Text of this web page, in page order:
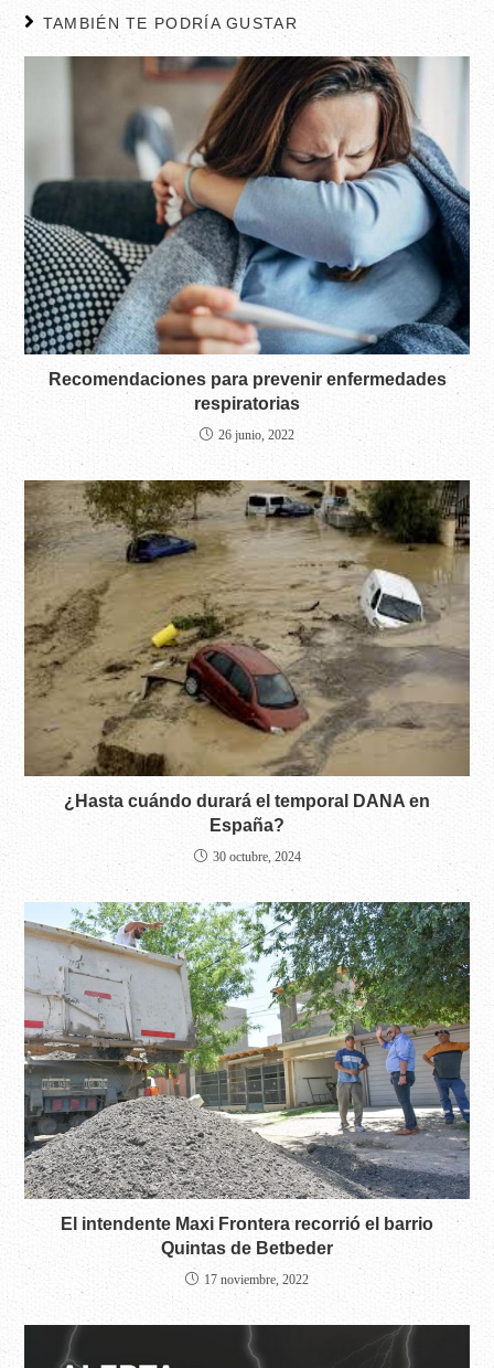
TAMBIÉN TE PODRÍA GUSTAR
Recomendaciones para prevenir enfermedades
respiratorias
26 junio, 2022
¿Hasta cuándo durará el temporal DANA en
España?
30 octubre, 2024
El intendente Maxi Frontera recorrió el barrio
Quintas de Betbeder
17 noviembre, 2022